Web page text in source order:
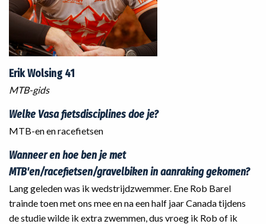
Erik Wolsing 41
MTB-gids
Welke Vasa fietsdisciplines doe je?
MTB-en en racefietsen
Wanneer en hoe ben je met
MTB'en/racefietsen/gravelbiken in aanraking gekomen?
Lang geleden was ik wedstrijdzwemmer. Ene Rob Barel
trainde toen met ons mee en na een half jaar Canada tijdens
de studie wilde ik extra zwemmen, dus vroeg ik Rob of ik